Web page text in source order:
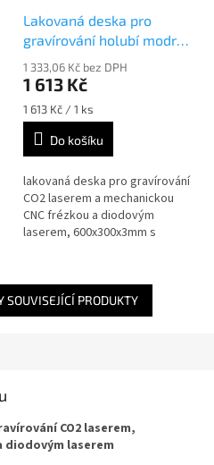
Lakovaná deska pro
gravírování holubí modrá
1 333,06 Kč bez DPH
1 613 Kč
Měrná
cena:
1 613 Kč / 1 ks
Do košíku
lakovaná deska pro gravírování
CO2 laserem a mechanickou
CNC frézkou a diodovým
laserem, 600x300x3mm s
SOUVISEJÍCÍ PRODUKTY
CO2 laserem,
diodovým laserem